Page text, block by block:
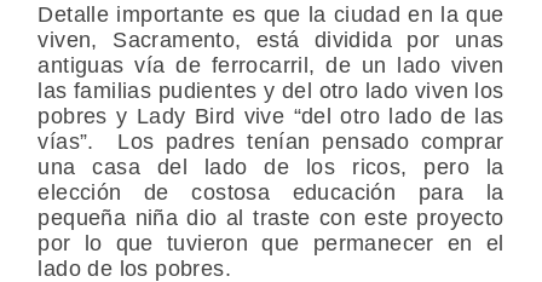
Detalle importante es que la ciudad en la que
viven, Sacramento, está dividida por unas
antiguas vía de ferrocarril, de un lado viven
las familias pudientes y del otro lado viven los
pobres y Lady Bird vive “del otro lado de las
vías”. Los padres tenían pensado comprar
una casa del lado de los ricos, pero la
elección de costosa educación para la
pequeña niña dio al traste con este proyecto
por lo que tuvieron que permanecer en el
lado de los pobres.